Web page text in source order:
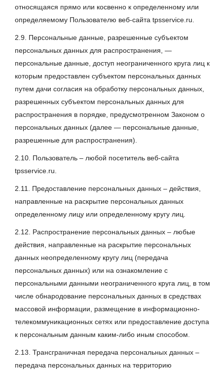
относящаяся прямо или косвенно к определенному или
определяемому Пользователю веб-сайта tpsservice.ru.
2.9. Персональные данные, разрешенные субъектом
персональных данных для распространения, —
персональные данные, доступ неограниченного круга лиц к
которым предоставлен субъектом персональных данных
путем дачи согласия на обработку персональных данных,
разрешенных субъектом персональных данных для
распространения в порядке, предусмотренном Законом о
персональных данных (далее — персональные данные,
разрешенные для распространения).
2.10. Пользователь – любой посетитель веб-сайта
tpsservice.ru.
2.11. Предоставление персональных данных – действия,
направленные на раскрытие персональных данных
определенному лицу или определенному кругу лиц.
2.12. Распространение персональных данных – любые
действия, направленные на раскрытие персональных
данных неопределенному кругу лиц (передача
персональных данных) или на ознакомление с
персональными данными неограниченного круга лиц, в том
числе обнародование персональных данных в средствах
массовой информации, размещение в информационно-
телекоммуникационных сетях или предоставление доступа
к персональным данным каким-либо иным способом.
2.13. Трансграничная передача персональных данных –
передача персональных данных на территорию